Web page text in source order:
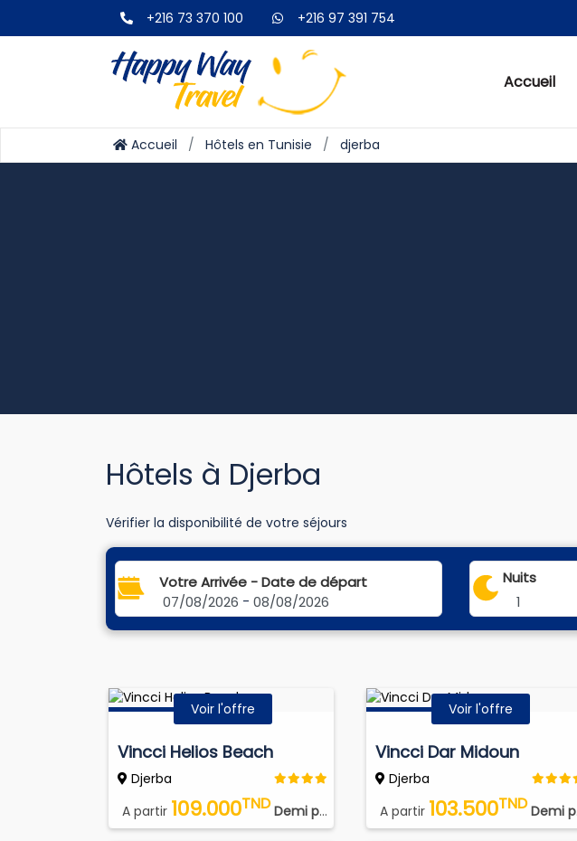
+216 73 370 100 +216 97 391 754
Accueil
Accueil Hôtels en Tunisie djerba
Hôtels à Djerba
Vérifier la disponibilité de votre séjours
Votre Arrivée - Date de départ
07/08/2026 - 08/08/2026
Nuits
1
Voir l'offre
Vincci Helios Beach
Djerba
A partir 109.000TND Demi pension plus (DP PLUS)
Voir l'offre
Vincci Dar Midoun
Djerba
A partir 103.500TND Demi pension plus (DP PLUS)